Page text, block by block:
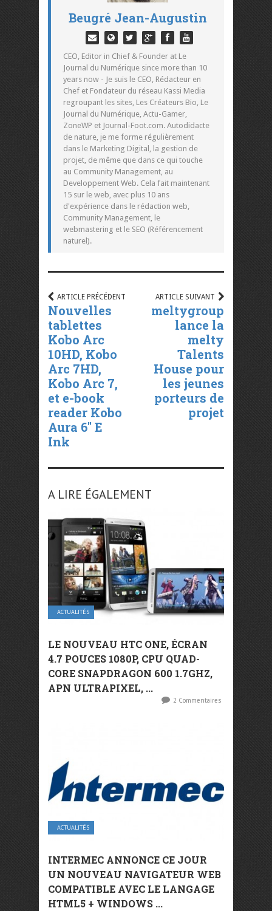
Beugré Jean-Augustin
CEO, Editor in Chief & Founder at Le
Journal du Numérique since more than 10
years now - Je suis le CEO, Rédacteur en
Chef et Fondateur du réseau Kassi Media
regroupant les sites, Les Créateurs Bio, Le
Journal du Numérique, Actu-Gamer,
ZoneWP et Journal-Foot.com. Autodidacte
de nature, je me forme régulièrement
dans le Marketing Digital, la gestion de
projet, de même que dans ce qui touche
au Community Management, au
Developpement Web. Cela fait maintenant
15 sur le web, avec plus 10 ans
d'expérience dans le rédaction web,
Community Management, le
webmastering et le SEO (Référencement
naturel).
ARTICLE PRÉCÉDENT
Nouvelles
tablettes
Kobo Arc
10HD, Kobo
Arc 7HD,
Kobo Arc 7,
et e-book
reader Kobo
Aura 6″ E
Ink
ARTICLE SUIVANT
meltygroup
lance la
melty
Talents
House pour
les jeunes
porteurs de
projet
A LIRE ÉGALEMENT
ACTUALITÉS
LE NOUVEAU HTC ONE, ÉCRAN
4.7 POUCES 1080P, CPU QUAD-
CORE SNAPDRAGON 600 1.7GHZ,
APN ULTRAPIXEL, ...
2 Commentaires
ACTUALITÉS
INTERMEC ANNONCE CE JOUR
UN NOUVEAU NAVIGATEUR WEB
COMPATIBLE AVEC LE LANGAGE
HTML5 + WINDOWS ...